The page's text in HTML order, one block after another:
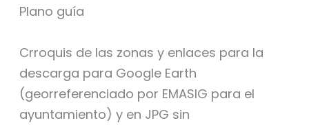
Plano guía
Crroquis de las zonas y enlaces para la
descarga para Google Earth
(georreferenciado por EMASIG para el
ayuntamiento) y en JPG sin